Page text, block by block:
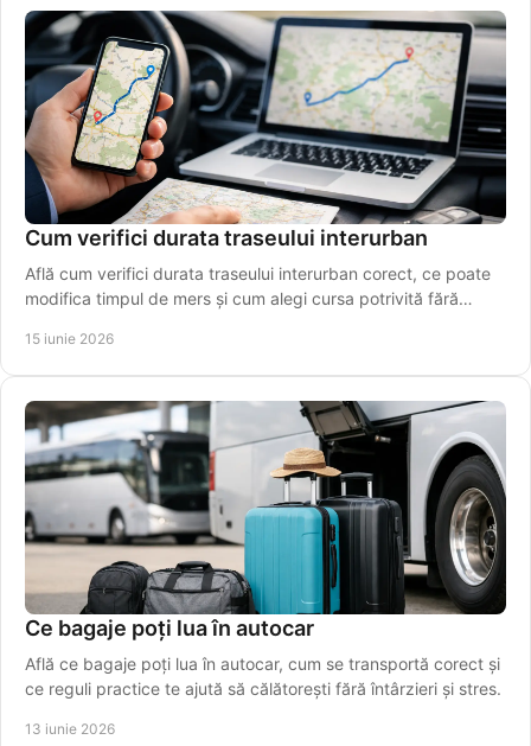
Cum verifici durata traseului interurban
Află cum verifici durata traseului interurban corect, ce poate
modifica timpul de mers și cum alegi cursa potrivită fără
15 iunie 2026
Ce bagaje poți lua în autocar
Află ce bagaje poți lua în autocar, cum se transportă corect și
ce reguli practice te ajută să călătorești fără întârzieri și stres.
13 iunie 2026